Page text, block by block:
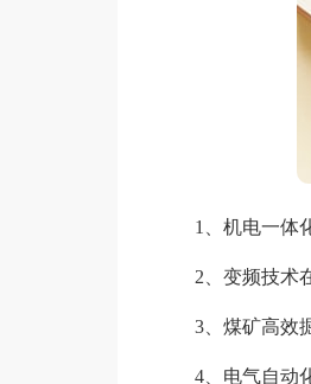
1、机电一体化
2、变频技术在
3、煤矿高效掘
4、电气自动化